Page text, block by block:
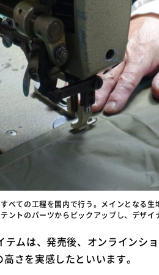
べての工程を国内で行う。メインとなる
ントのパーツからピックアップし、デザイ
ムは、発売後、オンラインシ
さを実感したといいます。